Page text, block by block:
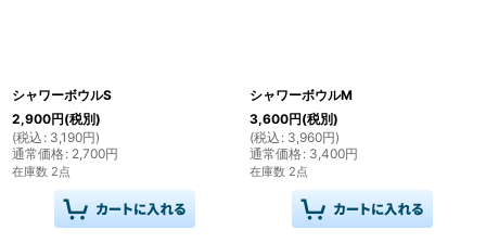
シャワーボウルS
2,900円(税別)
(税込 : 3,190円)
通常価格: 2,700円
在庫数 2点
シャワーボウルM
3,600円(税別)
(税込 : 3,960円)
通常価格: 3,400円
在庫数 2点